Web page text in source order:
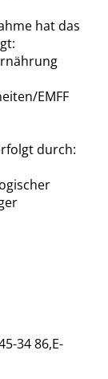
hat das
EMFF
durch:
34 86,E-